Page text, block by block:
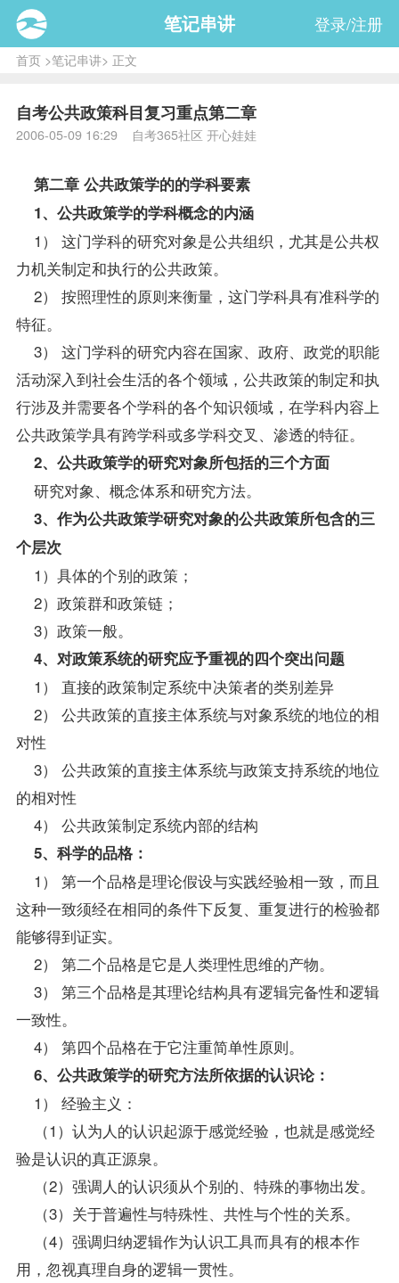
笔记串讲 登录/注册
首页>笔记串讲> 正文
自考公共政策科目复习重点第二章
2006-05-09 16:29 自考365社区 开心娃娃
第二章 公共政策学的的学科要素
1、 公共政策学的学科概念的内涵
1） 这门学科的研究对象是公共组织，尤其是公共权
力机关制定和执行的公共政策。
2） 按照理性的原则来衡量，这门学科具有准科学的
特征。
3） 这门学科的研究内容在国家、政府、政党的职能
活动深入到社会生活的各个领域，公共政策的制定和执
行涉及并需要各个学科的各个知识领域，在学科内容上
公共政策学具有跨学科或多学科交叉、渗透的特征。
2、公共政策学的研究对象所包括的三个方面
研究对象、概念体系和研究方法。
3、作为公共政策学研究对象的公共政策所包含的三
个层次
1）具体的个别的政策；
2）政策群和政策链；
3）政策一般。
4、对政策系统的研究应予重视的四个突出问题
1） 直接的政策制定系统中决策者的类别差异
2） 公共政策的直接主体系统与对象系统的地位的相
对性
3） 公共政策的直接主体系统与政策支持系统的地位
的相对性
4） 公共政策制定系统内部的结构
5、科学的品格：
1） 第一个品格是理论假设与实践经验相一致，而且
这种一致须经在相同的条件下反复、重复进行的检验都
能够得到证实。
2） 第二个品格是它是人类理性思维的产物。
3） 第三个品格是其理论结构具有逻辑完备性和逻辑
一致性。
4） 第四个品格在于它注重简单性原则。
6、公共政策学的研究方法所依据的认识论：
1） 经验主义：
（1）认为人的认识起源于感觉经验，也就是感觉经
验是认识的真正源泉。
（2）强调人的认识须从个别的、特殊的事物出发。
（3）关于普遍性与特殊性、共性与个性的关系。
（4）强调归纳逻辑作为认识工具而具有的根本作
用，忽视真理自身的逻辑一贯性。